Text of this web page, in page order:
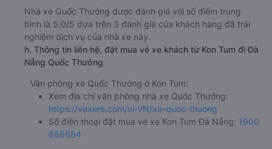
Nhà xe Quốc Thưởng được đánh giá với số điểm trung
bình là 5.0/5 dựa trên 3 đánh giá của khách hàng đã trải
nghiệm dịch vụ của nhà xe này.
h. Thông tin liên hệ, đặt mua vé xe khách từ Kon Tum đi Đà
Nẵng Quốc Thưởng
Văn phòng xe Quốc Thưởng ở Kon Tum:
Xem địa chỉ văn phòng nhà xe Quốc Thưởng:
https://vexere.com/vi-VN/xe-quoc-thuong
Số điện thoại đặt mua vé xe Kon Tum Đà Nẵng: 1900
888684